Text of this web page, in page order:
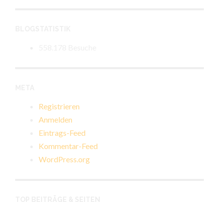
Registrieren
Anmelden
Eintrags-Feed
Kommentar-Feed
WordPress.org